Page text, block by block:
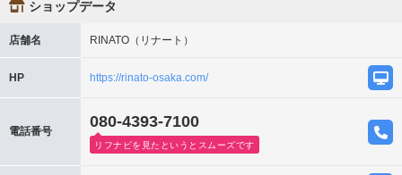
ショップデータ
店舗名 RINATO（リナート）
HP https://rinato-osaka.com/
電話番号
080-4393-7100
リフナビを見たというとスムーズです